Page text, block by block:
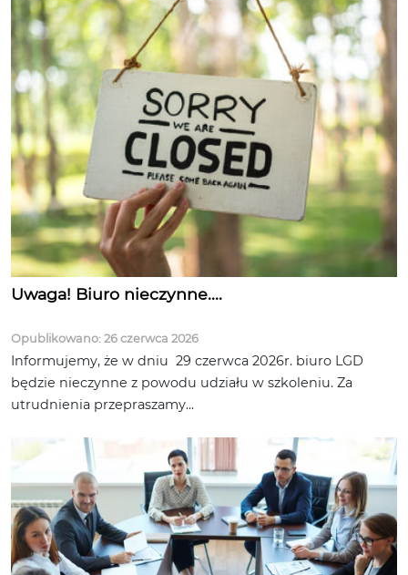
Uwaga! Biuro nieczynne....
Opublikowano: 26 czerwca 2026
Informujemy, że w dniu 29 czerwca 2026r. biuro LGD
będzie nieczynne z powodu udziału w szkoleniu. Za
utrudnienia przepraszamy...